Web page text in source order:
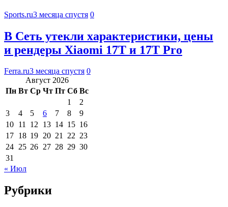
Sports.ru3 месяца спустя 0
В Сеть утекли характеристики, цены
и рендеры Xiaomi 17T и 17T Pro
Ferra.ru3 месяца спустя 0
Август 2026
Пн Вт Ср Чт Пт Сб Вс
1
2
3
4 5 6 7 8
9
10 11 12 13 14 15 16
17 18 19 20 21 22 23
24 25 26 27 28 29 30
31
« Июл
Рубрики